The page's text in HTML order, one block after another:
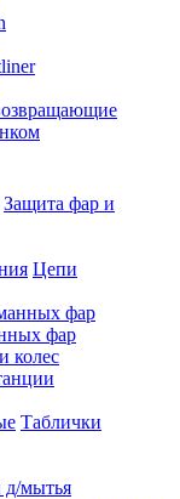
Защита фар и
Цепи
фар
колес
Таблички
мытья